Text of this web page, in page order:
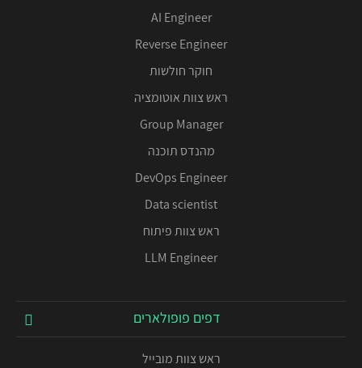
AI Engineer
Reverse Engineer
חוקר חולשות
ראש צוות אוטומציה
Group Manager
מהנדס תוכנה
DevOps Engineer
Data scientist
ראש צוות פיתוח
LLM Engineer
דפים פופולארים
ראש צוות מובייל